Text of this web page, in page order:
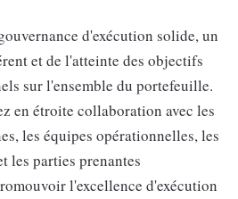
d'exécution solide, un
et de l'atteinte des objectifs
sur l'ensemble du portefeuille.
en étroite collaboration avec les
les équipes opérationnelles, les
les parties prenantes
l'excellence d'exécution